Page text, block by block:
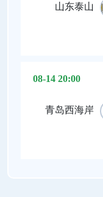
山东泰山
08-14 20:00
青岛西海岸